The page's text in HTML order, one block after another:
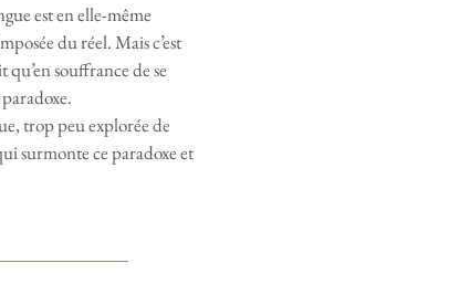
est en elle-même
du réel. Mais c’est
qu’en souffrance de se
trop peu explorée de
surmonte ce paradoxe et